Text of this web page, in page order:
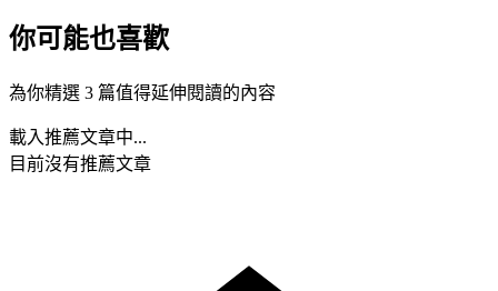
你可能也喜歡
為你精選 3 篇值得延伸閱讀的內容
載入推薦文章中...
目前沒有推薦文章